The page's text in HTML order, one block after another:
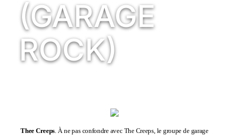
(GARAGE
ROCK)
Thee Creeps. À ne pas confondre avec The Creeps, le groupe de garage